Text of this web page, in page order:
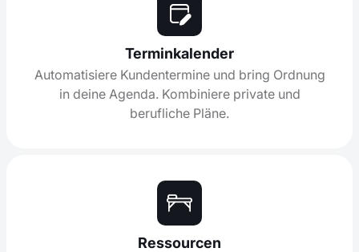
Terminkalender
Automatisiere Kundentermine und bring Ordnung
in deine Agenda. Kombiniere private und
berufliche Pläne.
Ressourcen